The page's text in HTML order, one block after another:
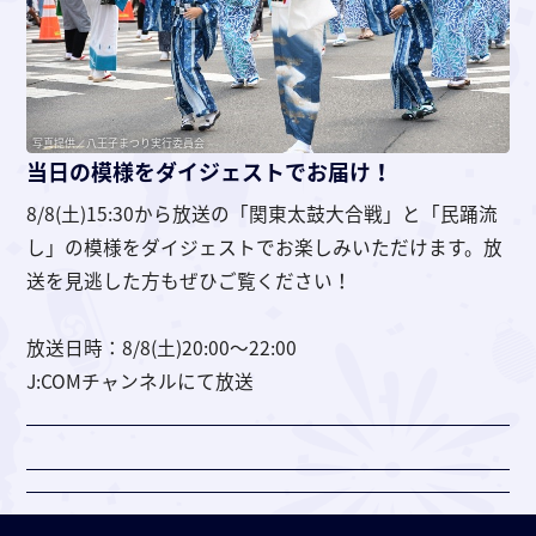
写真提供／八王子まつり実行委員会
当日の模様をダイジェストでお届け！
8/8(土)15:30から放送の「関東太鼓大合戦」と「民踊流
し」の模様をダイジェストでお楽しみいただけます。放
送を見逃した方もぜひご覧ください！
放送日時：8/8(土)20:00〜22:00
J:COMチャンネルにて放送